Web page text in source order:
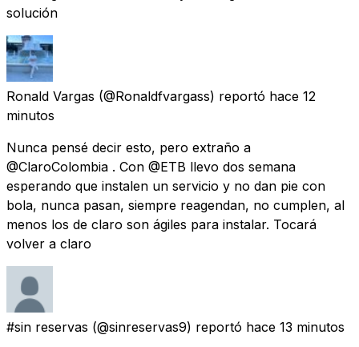
solución
Ronald Vargas (@Ronaldfvargass) reportó hace 12
minutos
Nunca pensé decir esto, pero extraño a
@ClaroColombia . Con @ETB llevo dos semana
esperando que instalen un servicio y no dan pie con
bola, nunca pasan, siempre reagendan, no cumplen, al
menos los de claro son ágiles para instalar. Tocará
volver a claro
#sin reservas (@sinreservas9) reportó hace 13 minutos